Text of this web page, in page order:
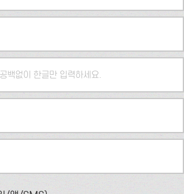
공백없이 한글만 입력하세요.